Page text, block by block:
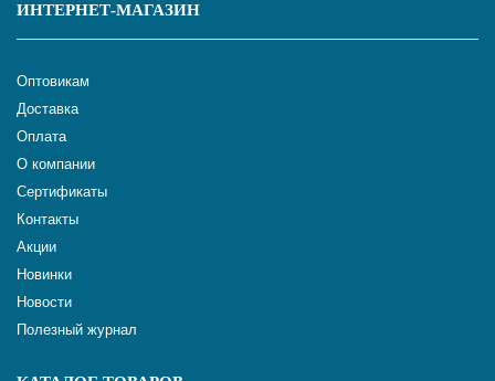
ИНТЕРНЕТ-МАГАЗИН
Оптовикам
Доставка
Оплата
О компании
Сертификаты
Контакты
Акции
Новинки
Новости
Полезный журнал